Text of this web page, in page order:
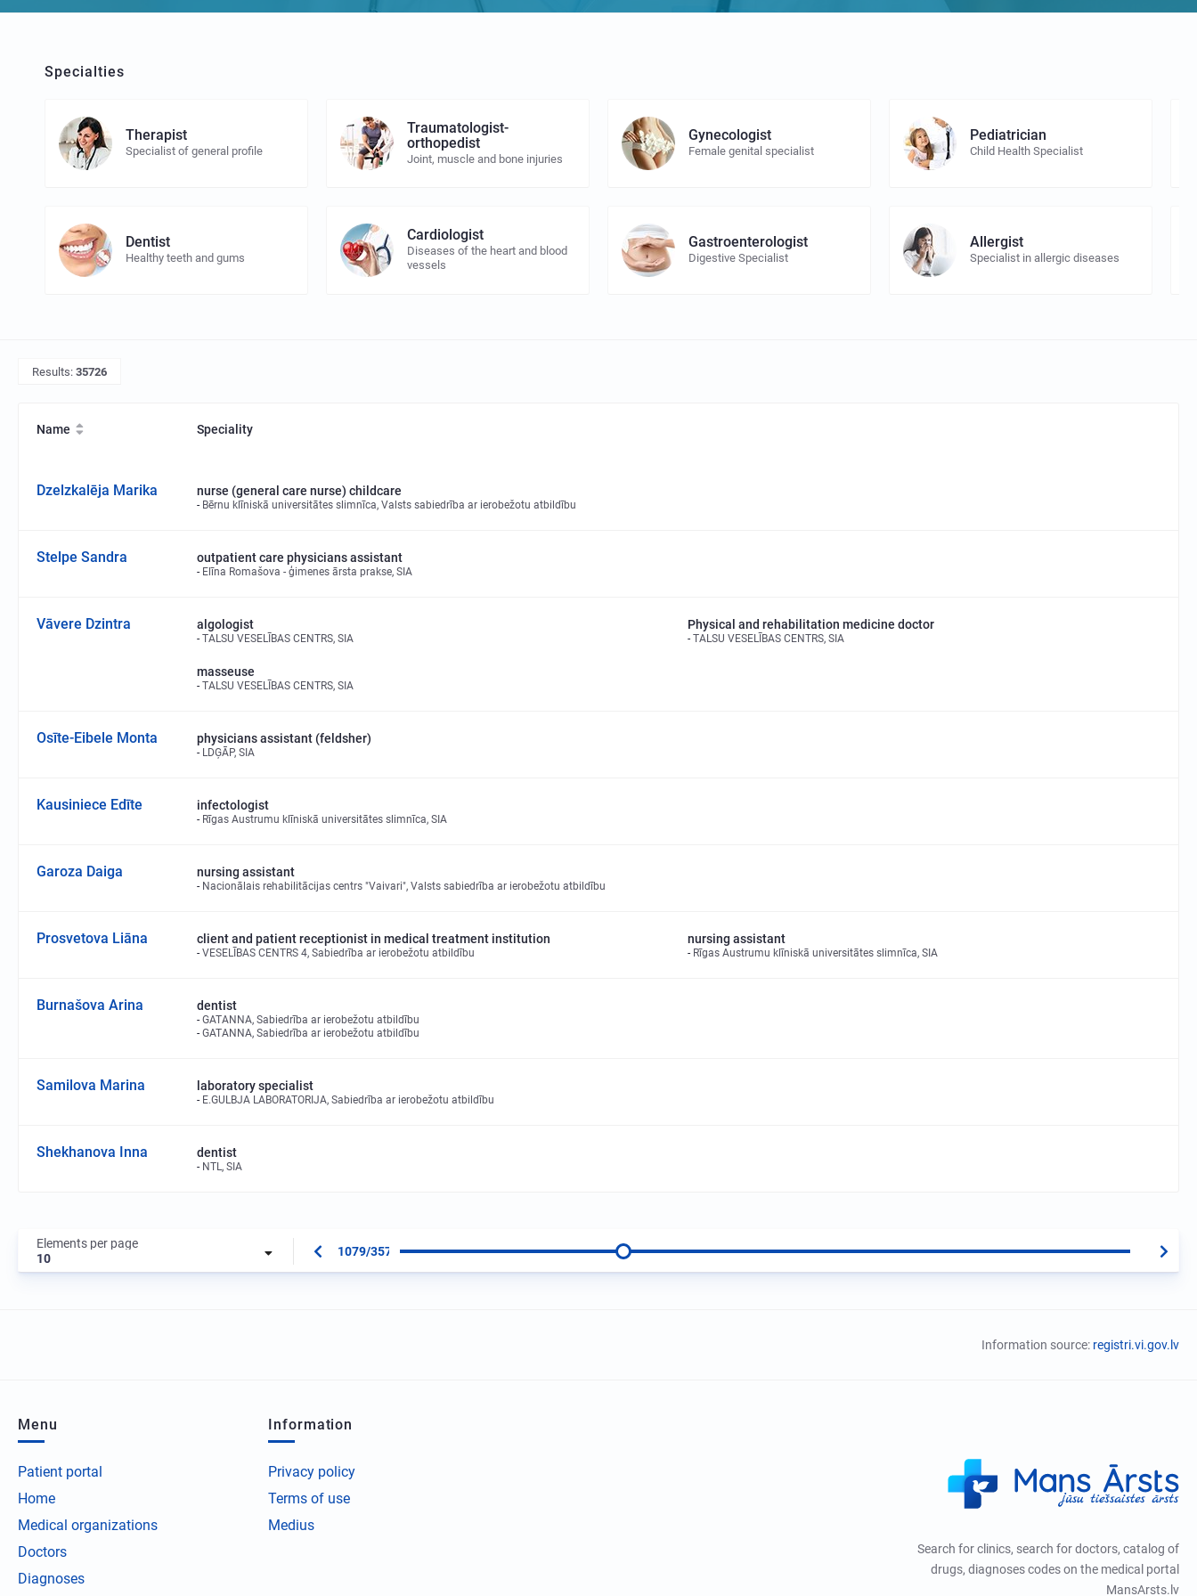
Specialties
Therapist
Specialist of general profile
Traumatologist-
orthopedist
Joint, muscle and bone injuries
Gynecologist
Female genital specialist
Pediatrician
Child Health Specialist
Dentist
Healthy teeth and gums
Cardiologist
Diseases of the heart and blood
vessels
Gastroenterologist
Digestive Specialist
Allergist
Specialist in allergic diseases
Results: 35726
Name Speciality
Dzelzkalēja Marika nurse (general care nurse) childcare
Bērnu klīniskā universitātes slimnīca, Valsts sabiedrība ar ierobežotu atbildību
Stelpe Sandra outpatient care physicians assistant
Elīna Romašova - ģimenes ārsta prakse, SIA
Vāvere Dzintra algologist
TALSU VESELĪBAS CENTRS, SIA
Physical and rehabilitation medicine doctor
TALSU VESELĪBAS CENTRS, SIA
masseuse
TALSU VESELĪBAS CENTRS, SIA
Osīte-Eibele Monta physicians assistant (feldsher)
LDĢĀP, SIA
Kausiniece Edīte infectologist
Rīgas Austrumu klīniskā universitātes slimnīca, SIA
Garoza Daiga nursing assistant
Nacionālais rehabilitācijas centrs "Vaivari", Valsts sabiedrība ar ierobežotu atbildību
Prosvetova Liāna client and patient receptionist in medical treatment institution
VESELĪBAS CENTRS 4, Sabiedrība ar ierobežotu atbildību
nursing assistant
Rīgas Austrumu klīniskā universitātes slimnīca, SIA
Burnašova Arina dentist
GATANNA, Sabiedrība ar ierobežotu atbildību
GATANNA, Sabiedrība ar ierobežotu atbildību
Samilova Marina laboratory specialist
E.GULBJA LABORATORIJA, Sabiedrība ar ierobežotu atbildību
Shekhanova Inna dentist
NTL, SIA
Elements per page
10
1079/3573
Information source: registri.vi.gov.lv
Menu
Patient portal
Home
Medical organizations
Doctors
Diagnoses
Information
Privacy policy
Terms of use
Medius
Search for clinics, search for doctors, catalog of
drugs, diagnoses codes on the medical portal
MansArsts.lv